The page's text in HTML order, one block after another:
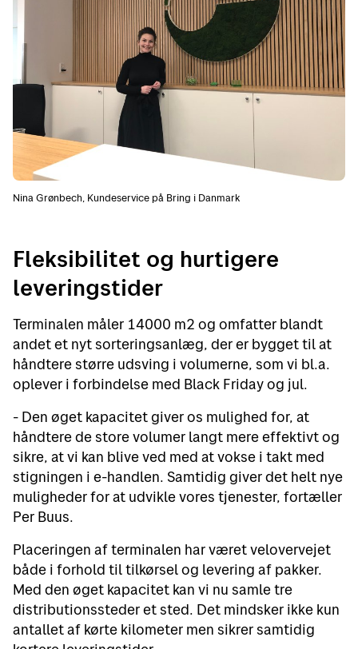
Nina Grønbech, Kundeservice på Bring i Danmark
Fleksibilitet og hurtigere
leveringstider
Terminalen måler 14000 m2 og omfatter blandt
andet et nyt sorteringsanlæg, der er bygget til at
håndtere større udsving i volumerne, som vi bl.a.
oplever i forbindelse med Black Friday og jul.
- Den øget kapacitet giver os mulighed for, at
håndtere de store volumer langt mere effektivt og
sikre, at vi kan blive ved med at vokse i takt med
stigningen i e-handlen. Samtidig giver det helt nye
muligheder for at udvikle vores tjenester, fortæller
Per Buus.
Placeringen af terminalen har været velovervejet
både i forhold til tilkørsel og levering af pakker.
Med den øget kapacitet kan vi nu samle tre
distributionssteder et sted. Det mindsker ikke kun
antallet af kørte kilometer men sikrer samtidig